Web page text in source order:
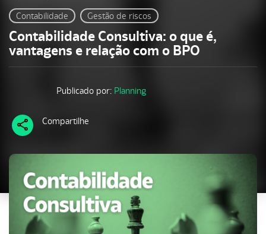
Contabilidade Gestão de riscos
Contabilidade Consultiva: o que é,
vantagens e relação com o BPO
Publicado por: Planning
Compartilhe